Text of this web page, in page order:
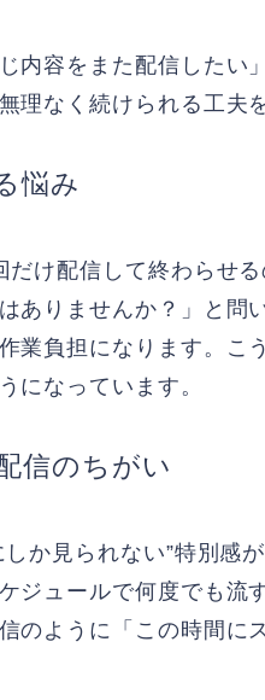
内容をまた配信したい
理なく続けられる工夫
悩み
だけ配信して終わらせ
ありませんか？」と問
業負担になります。こ
になっています。
信のちがい
か見られない”特別感
ジュールで何度でも流
のように「この時間に